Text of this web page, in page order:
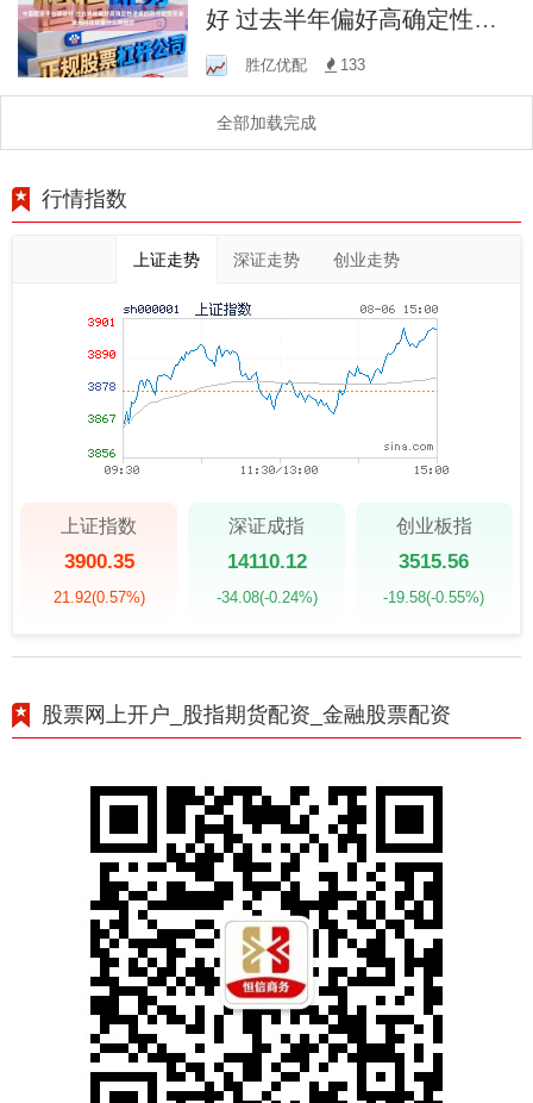
好 过去半年偏好高确定性逻
辑的防守型投资者使用同花
顺靠什么赚钱的
胜亿优配 133
全部加载完成
行情指数
上证走势 深证走势 创业走势
上证指数
3900.35
21.92(0.57%)
深证成指
14110.12
-34.08(-0.24%)
创业板指
3515.56
-19.58(-0.55%)
股票网上开户_股指期货配资_金融股票配资